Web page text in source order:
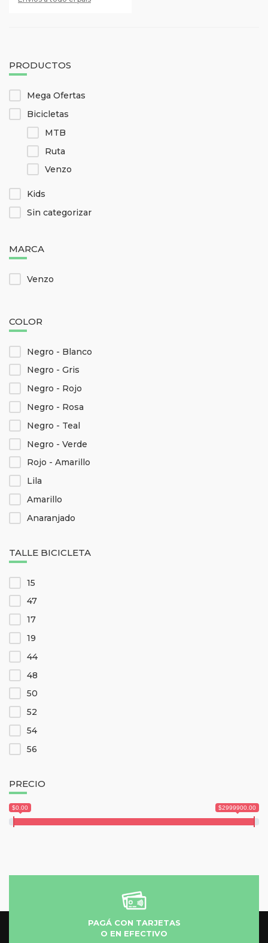
la
PRODUCTOS
Mega Ofertas
Bicicletas
MTB
Ruta
Venzo
Kids
Sin categorizar
MARCA
Venzo
COLOR
Negro - Blanco
Negro - Gris
Negro - Rojo
Negro - Rosa
Negro - Teal
Negro - Verde
Rojo - Amarillo
Lila
Amarillo
Anaranjado
Celeste
TALLE BICICLETA
15
47
17
19
44
48
50
52
54
56
XS
S
M
PRECIO
$0.00 $2999900.00
PAGÁ CON TARJETAS
O EN EFECTIVO